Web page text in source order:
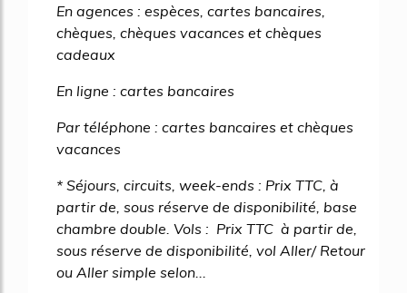
En agences : espèces, cartes bancaires,
chèques, chèques vacances et chèques
cadeaux
En ligne : cartes bancaires
Par téléphone : cartes bancaires et chèques
vacances
* Séjours, circuits, week-ends : Prix TTC, à
partir de, sous réserve de disponibilité, base
chambre double. Vols : Prix TTC à partir de,
sous réserve de disponibilité, vol Aller/ Retour
ou Aller simple selon...